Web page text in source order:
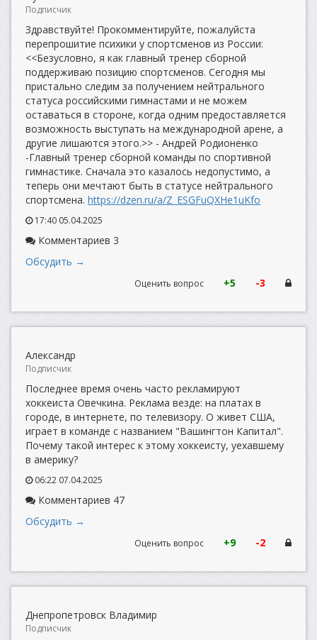
Подписчик
Здравствуйте! Прокомментируйте, пожалуйста
перепрошитие психики у спортсменов из России:
<<Безусловно, я как главный тренер сборной
поддерживаю позицию спортсменов. Сегодня мы
пристально следим за получением нейтрального
статуса российскими гимнастами и не можем
оставаться в стороне, когда одним предоставляется
возможность выступать на международной арене, а
другие лишаются этого.>> - Андрей Родионенко
-Главный тренер сборной команды по спортивной
гимнастике. Сначала это казалось недопустимо, а
теперь они мечтают быть в статусе нейтрального
спортсмена. https://dzen.ru/a/Z_ESGFuQXHe1uKfo
17:40 05.04.2025
Комментариев 3
Обсудить →
Оценить вопрос +5 -3
Александр
Подписчик
Последнее время очень часто рекламируют
хоккеиста Овечкина. Реклама везде: на платах в
городе, в интернете, по телевизору. О живет США,
играет в команде с названием "Вашингтон Капитал".
Почему такой интерес к этому хоккеисту, уехавшему
в америку?
06:22 07.04.2025
Комментариев 47
Обсудить →
Оценить вопрос +9 -2
Днепропетровск Владимир
Подписчик